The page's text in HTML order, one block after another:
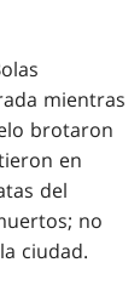
mientras
brotaron
en
del
no
ciudad.